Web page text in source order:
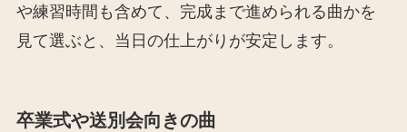
や練習時間も含めて、完成まで進められる曲かを
見て選ぶと、当日の仕上がりが安定します。
卒業式や送別会向きの曲